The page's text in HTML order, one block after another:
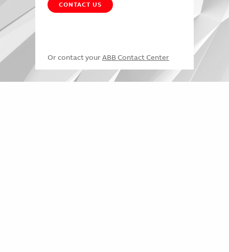
CONTACT US
Or contact your ABB Contact Center